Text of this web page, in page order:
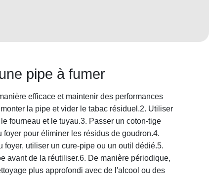
pipe à fumer
efficace et maintenir des performances
la pipe et vider le tabac résiduel.2. Utiliser
fourneau et le tuyau.3. Passer un coton-tige
foyer pour éliminer les résidus de goudron.4.
foyer, utiliser un cure-pipe ou un outil dédié.5.
avant de la réutiliser.6. De manière périodique,
plus approfondi avec de l'alcool ou des